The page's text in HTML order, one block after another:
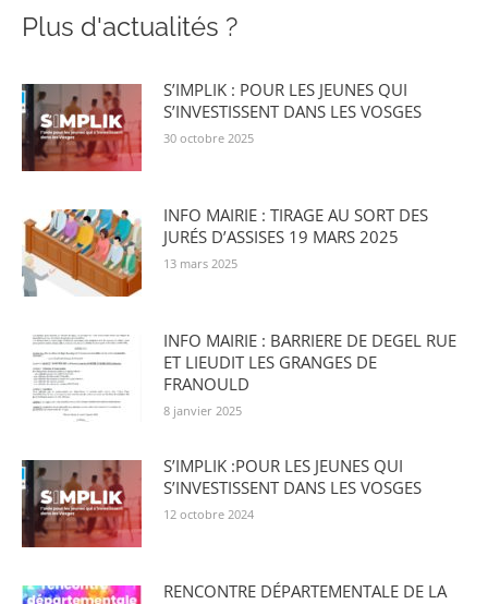
Plus d'actualités ?
S’IMPLIK : POUR LES JEUNES QUI
S’INVESTISSENT DANS LES VOSGES
30 octobre 2025
INFO MAIRIE : TIRAGE AU SORT DES
JURÉS D’ASSISES 19 MARS 2025
13 mars 2025
INFO MAIRIE : BARRIERE DE DEGEL RUE
ET LIEUDIT LES GRANGES DE
FRANOULD
8 janvier 2025
S’IMPLIK :POUR LES JEUNES QUI
S’INVESTISSENT DANS LES VOSGES
12 octobre 2024
RENCONTRE DÉPARTEMENTALE DE LA